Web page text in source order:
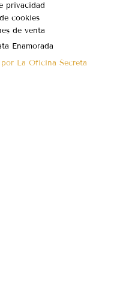
privacidad
cookies
de venta
Enamorada
La Oficina Secreta